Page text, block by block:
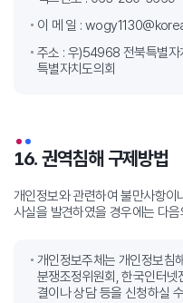
이 메 일 :
주소 : 우)54968 전북특별
특별자치도의회
16. 권역침해 구제방법
개인정보와 관련하여 불만사항
사실을 발견하였을 경우에는 다
개인정보주체는 개인정보침
분쟁조정위원회, 한국인터
결이나상담 등을 신청하실